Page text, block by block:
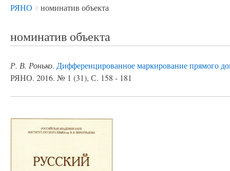
Breadcrumbs
You
РЯНО номинатив объекта
номинатив объекта
Р. В. Ронько. Дифференцированное маркирование прямого
РЯНО. 2016. № 1 (31), С. 158 - 181